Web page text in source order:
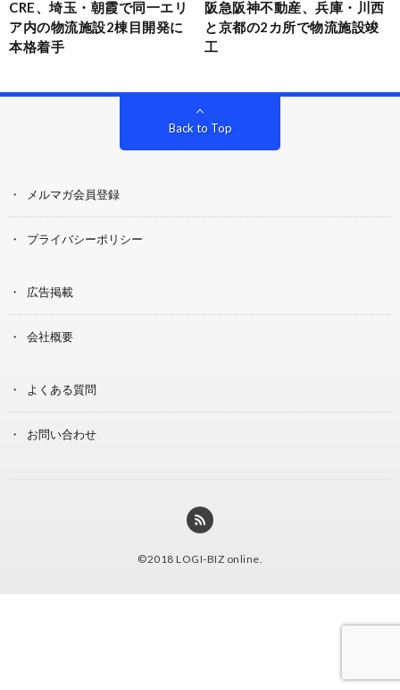
CRE、埼玉・朝霞で同一エリ
ア内の物流施設2棟目開発に
本格着手
阪急阪神不動産、兵庫・川西
と京都の2カ所で物流施設竣
工
Back to Top
メルマガ会員登録
プライバシーポリシー
広告掲載
会社概要
よくある質問
お問い合わせ
©2018 LOGI-BIZ online